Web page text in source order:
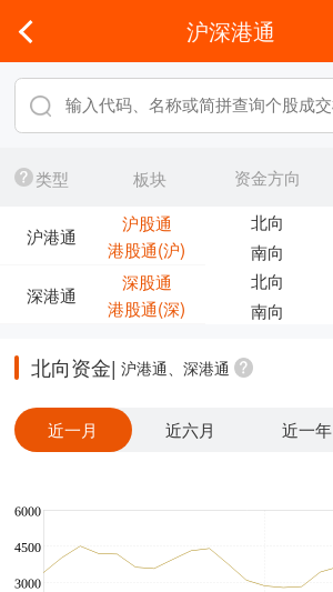
沪深港通
类型 板块
沪港通
沪股通
港股通(沪)
深港通
深股通
港股通(深)
资金方向
北向
南向
北向
南向
北向资金| 沪港通、深港通
近一月 近六月 近一年